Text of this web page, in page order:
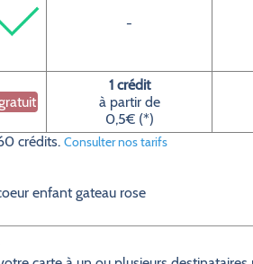
-
1 crédit
à partir de
0,5€ (*)
crédits. Consulter nos tarifs
enfant gateau rose